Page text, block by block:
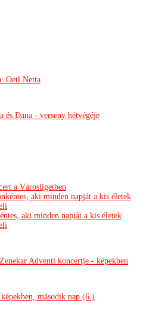
Oetl Netta
Dana - verseny hétvégéje
a Városligetben
aki minden napját a kis életek
Adventi koncertje - képekben
második nap (6.)